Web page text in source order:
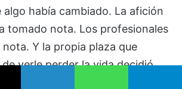
había cambiado. La afición
tomado nota. Los profesionales
Y la propia plaza que
verle perder la vida decidió